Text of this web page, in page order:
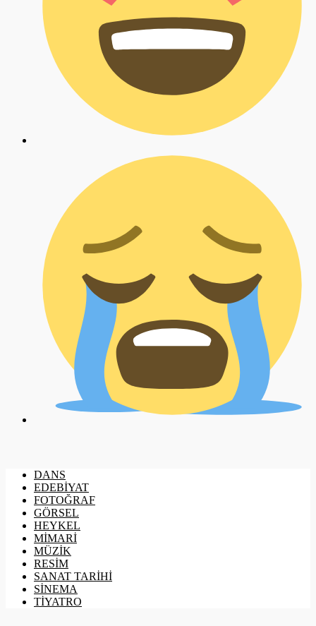
DANS
EDEBİYAT
FOTOĞRAF
GÖRSEL
HEYKEL
MİMARİ
MÜZİK
RESİM
SANAT TARİHİ
SİNEMA
TİYATRO